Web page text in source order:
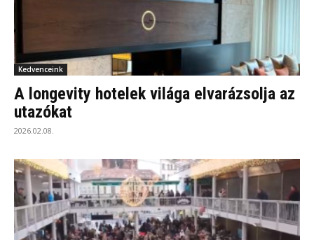
Kedvenceink
A longevity hotelek világa elvarázsolja az
utazókat
2026.02.08.